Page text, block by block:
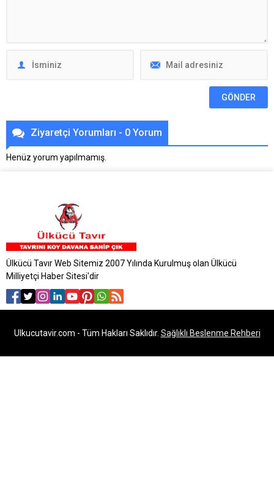
Ziyaretçi Yorumları - 0 Yorum
Henüz yorum yapılmamış.
Ülkücü Tavır Web Sitemiz 2007 Yılında Kurulmuş olan Ülkücü
Milliyetçi Haber Sitesi'dir
Ulkucutavir.com - Tüm Hakları Saklıdır. Sağlıklı Beslenme Rehberi